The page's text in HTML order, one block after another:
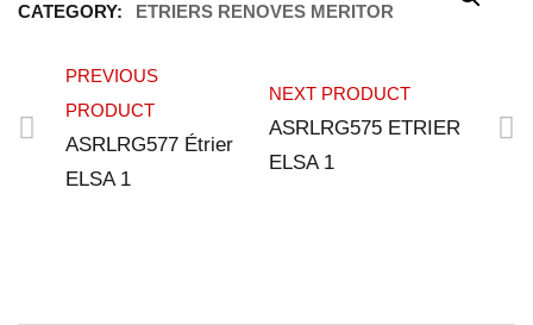
CATEGORY: ETRIERS RENOVES MERITOR
PREVIOUS
PRODUCT
ASRLRG577 Étrier
ELSA 1
NEXT PRODUCT
ASRLRG575 ETRIER
ELSA 1